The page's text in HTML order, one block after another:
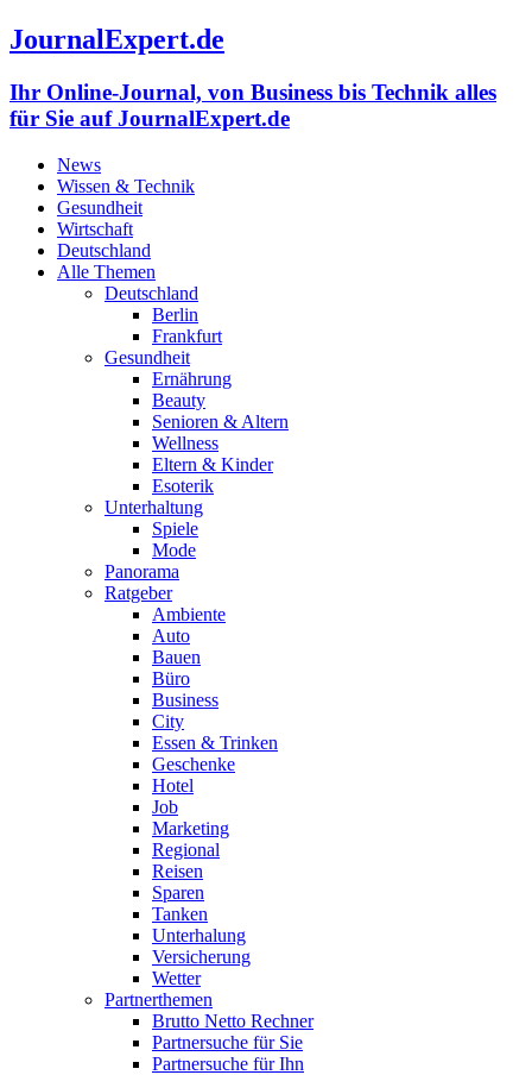
JournalExpert.de
Ihr Online-Journal, von Business bis Technik alles
für Sie auf JournalExpert.de
News
Wissen & Technik
Gesundheit
Wirtschaft
Deutschland
Alle Themen
Deutschland
Berlin
Frankfurt
Gesundheit
Ernährung
Beauty
Senioren & Altern
Wellness
Eltern & Kinder
Esoterik
Unterhaltung
Spiele
Mode
Panorama
Ratgeber
Ambiente
Auto
Bauen
Büro
Business
City
Essen & Trinken
Geschenke
Hotel
Job
Marketing
Regional
Reisen
Sparen
Tanken
Unterhalung
Versicherung
Wetter
Partnerthemen
Brutto Netto Rechner
Partnersuche für Sie
Partnersuche für Ihn